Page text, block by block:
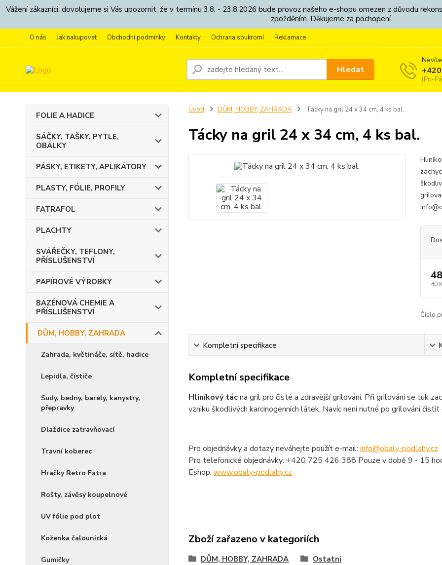
Vážení zákazníci, dovolujeme si Vás upozornit, že v termínu 3.8. - 23.8.2026 bude provoz našeho e-shopu omezen z důvodu
zpožděním. Děkujeme za pochopení.
O nás Jak nakupovat Obchodní podmínky Kontakty Ochrana soukromí Reklamace
Hledat
(Po-
FOLIE A HADICE
SÁČKY, TAŠKY, PYTLE,
OBÁLKY
PÁSKY, ETIKETY, APLIKÁTORY
PLASTY, FÓLIE, PROFILY
FATRAFOL
PLACHTY
SVÁŘEČKY, TEFLONY,
PŘÍSLUŠENSTVÍ
PAPÍROVÉ VÝROBKY
BAZÉNOVÁ CHEMIE A
PŘÍSLUŠENSTVÍ
DŮM, HOBBY, ZAHRADA
Zahrada, květináče, sítě, hadice
Lepidla, čističe
Sudy, bedny, barely, kanystry,
přepravky
Dlaždice zatravňovací
Travní koberec
Hračky Retro Fatra
Rošty, závěsy koupelnové
UV fólie pod plot
Koženka čalounická
Gumičky
Úvod DŮM, HOBBY, ZAHRADA Tácky na gril 24 x 34 cm, 4 ks bal.
Tácky na gril 24 x 34 cm, 4 ks bal.
40
Číslo
Kompletní specifikace
Kompletní specifikace
Hliníkový tácna gril pro čisté a zdravější grilování. Při grilování se tuk
vzniku škodlivých karcinogenních látek. Navíc není nutné po grilování
Pro objednávky a dotazy neváhejte použít e-mail: info@obaly-podlahy.cz
Pro telefonické objednávky: +420 725 426 388 Pouze v době 9 - 15
Eshop: www.obaly-podlahy.cz
Zboží zařazeno v kategoriích
DŮM, HOBBY, ZAHRADA Ostatní